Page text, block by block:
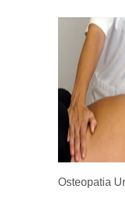
Osteopatia